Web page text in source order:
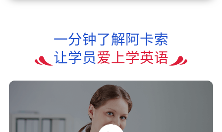
一分钟了解阿卡索
让学员爱上学英语